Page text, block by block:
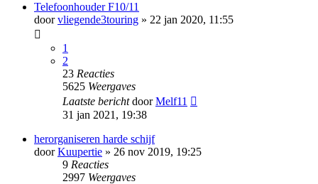
Telefoonhouder F10/11
doorvliegende3touring » 22 jan 2020, 11:55
1
2
23 Reacties
5625 Weergaves
Laatste berichtdoorMelf11
31 jan 2021, 19:38
herorganiseren harde schijf
doorKuupertie » 26 nov 2019, 19:25
9 Reacties
2997 Weergaves